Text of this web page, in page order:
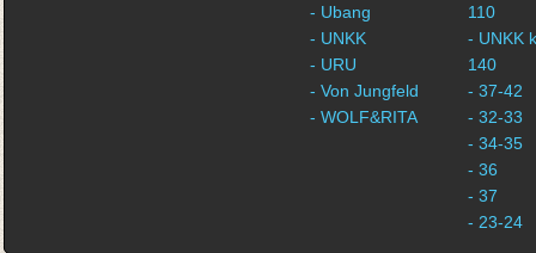
- Ubang
- UNKK
- URU
- Von Jungfeld
- WOLF&RITA
110
- UNKK
140
- 37-42
- 32-33
- 34-35
- 36
- 37
- 23-24